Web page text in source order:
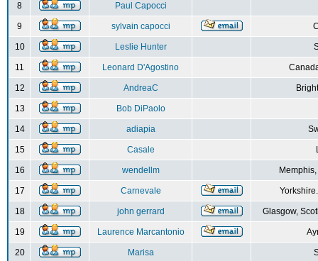
8 Paul Capocci
9 sylvain capocci
10 Leslie Hunter
11 Leonard D'Agostino
12 AndreaC
13 Bob DiPaolo
14 adiapia
15 Casale
16 wendellm
17 Carnevale
18 john gerrard Glasgow,
19 Laurence Marcantonio
20 Marisa